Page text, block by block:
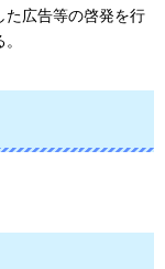
た広告等の啓発を行